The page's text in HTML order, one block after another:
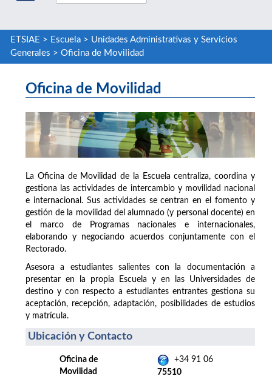
ETSIAE > Escuela> Unidades Administrativas y Servicios
Generales > Oficina de Movilidad
Oficina de Movilidad
La Oficina de Movilidad de la Escuela centraliza, coordina y
gestiona las actividades de intercambio y movilidad nacional
e internacional. Sus actividades se centran en el fomento y
gestión de la movilidad del alumnado (y personal docente) en
el marco de Programas nacionales e internacionales,
elaborando y negociando acuerdos conjuntamente con el
Rectorado.
Asesora a estudiantes salientes con la documentación a
presentar en la propia Escuela y en las Universidades de
destino y con respecto a estudiantes entrantes gestiona su
aceptación, recepción, adaptación, posibilidades de estudios
y matrícula.
Ubicación y Contacto
Oficina de
Movilidad
+34 91 06
75510